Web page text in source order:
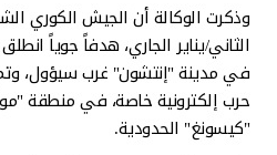
الثاني/يناير الجاري، هدفاً جوياً
في مدينة "إنتشون" غرب سيؤول،
حرب إلكترونية خاصة، في منطقة
"كيسونغ" الحدودية.